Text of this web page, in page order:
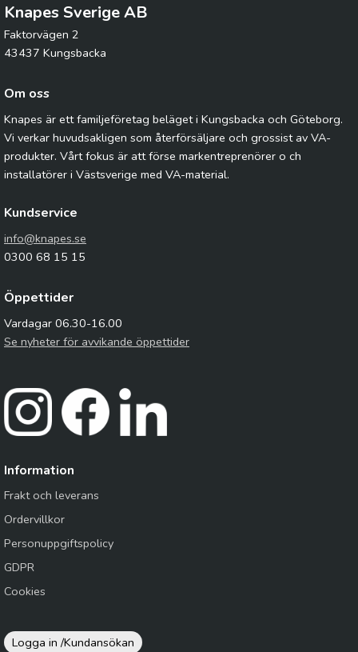
Knapes Sverige AB
Faktorvägen 2
43437 Kungsbacka
Om oss
Knapes är ett familjeföretag beläget i Kungsbacka och Göteborg.
Vi verkar huvudsakligen som återförsäljare och grossist av VA-
produkter. Vårt fokus är att förse markentreprenörer o ch
installatörer i Västsverige med VA-material.
Kundservice
info@knapes.se
0300 68 15 15
Öppettider
Vardagar 06.30-16.00
Se nyheter för avvikande öppettider
Information
Frakt och leverans
Ordervillkor
Personuppgiftspolicy
GDPR
Cookies
Logga in /Kundansökan